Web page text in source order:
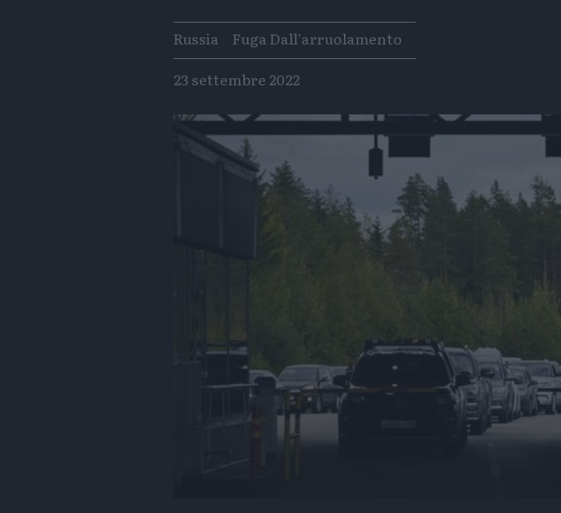
Tags
Russia
Fuga Dall'arruolamento
23 settembre 2022